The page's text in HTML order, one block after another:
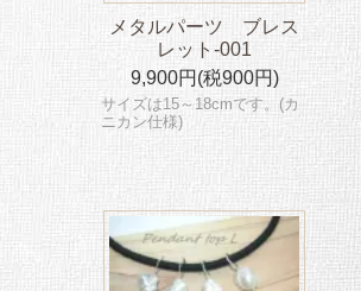
メタルパーツ ブレス
レット-001
9,900円(税900円)
サイズは15～18cmです。(カ
ニカン仕様)